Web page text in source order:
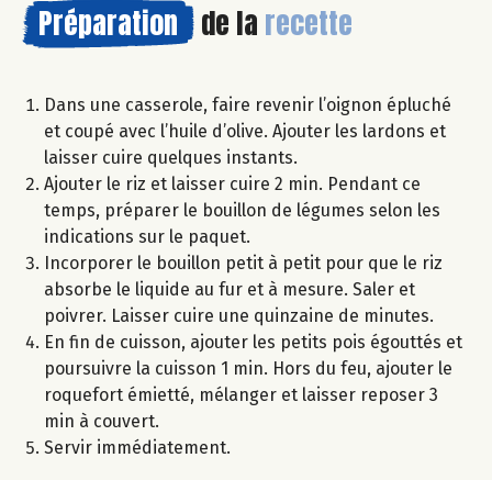
Préparation de la recette
Dans une casserole, faire revenir l’oignon épluché
et coupé avec l’huile d’olive. Ajouter les lardons et
laisser cuire quelques instants.
Ajouter le riz et laisser cuire 2 min. Pendant ce
temps, préparer le bouillon de légumes selon les
indications sur le paquet.
Incorporer le bouillon petit à petit pour que le riz
absorbe le liquide au fur et à mesure. Saler et
poivrer. Laisser cuire une quinzaine de minutes.
En fin de cuisson, ajouter les petits pois égouttés et
poursuivre la cuisson 1 min. Hors du feu, ajouter le
roquefort émietté, mélanger et laisser reposer 3
min à couvert.
Servir immédiatement.